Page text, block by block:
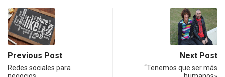
Previous Post
Redes sociales para
Next Post
“Tenemos que ser más